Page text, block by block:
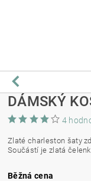
DÁMSKÝ
4
Zlaté charleston šaty
Součástí je zlatá
Běžná cena